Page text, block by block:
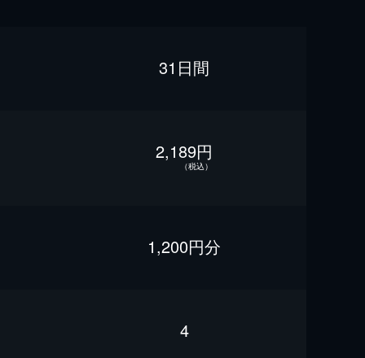
31日間
2,189円
（税込）
1,200円分
4